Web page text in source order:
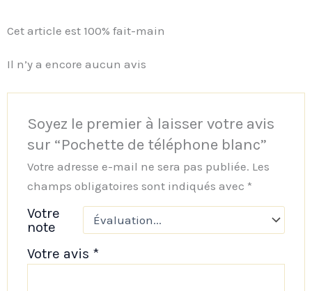
Cet article est 100% fait-main
Il n’y a encore aucun avis
Soyez le premier à laisser votre avis
sur “Pochette de téléphone blanc”
Votre adresse e-mail ne sera pas publiée. Les
champs obligatoires sont indiqués avec *
Votre
note
Votre avis *